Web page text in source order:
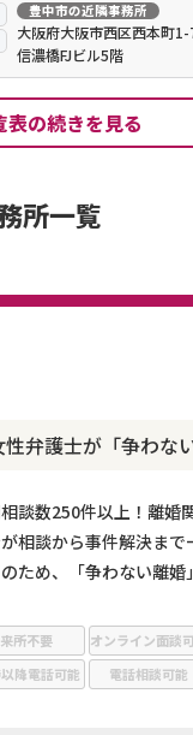
豊中市の近隣事務所
大阪府大阪市西区西本町
信濃橋FJビル5階
表の続きを見る
所一覧
弁護士が「争わな
談数250件以上！離婚
相談から事件解決ま
ため、「争わない離
来所不要 オンライン面談
降電話可能
電話相談可能